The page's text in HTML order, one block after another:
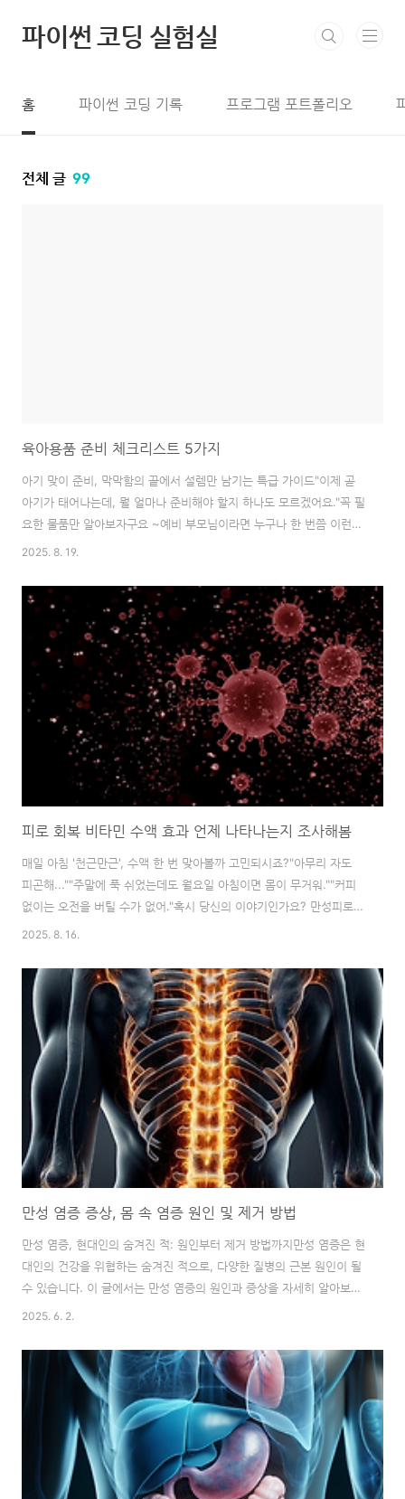
파이썬 코딩 실험실
홈 파이썬 코딩 기록 프로그램 포트폴리오
전체 글 99
육아용품 준비 체크리스트 5가지
아기 맞이 준비, 막막함의 끝에서 설렘만 남기는 특급 가이드"이제 곧
아기가 태어나는데, 뭘 얼마나 준비해야 할지 하나도 모르겠어요."꼭 필
요한 물품만 알아보자구요 ~예비 부모님이라면 누구나 한 번쯤 이런
막막함을 느껴보셨을 겁니다. 인터넷과 육아 커뮤니티에는 '국민템', '필
언은 저마다 달라 오히려 혼란만 가중되죠. 맘카페와 SNS를 넘나들며
정보를 모으다 보면 어느새 장바구니는 가득 차지만, '정말 이게 다 필
요한 걸까?', '혹시 빠뜨린 건 없나?' 하는 불안감에 밤잠 설치기 일쑤입
니다."이것도 사야 해?" 끝나지 않는 육아용품의 늪"선배 맘들이 추천
하는 건 다 사야 할 것 같고, 안 사자니 우리 아기만 뒤처지는 기분이에
요."저 역..
2025. 8. 19.
피로 회복 비타민 수액 효과 언제 나타나는지 조사해봄
매일 아침 '천근만근', 수액 한 번 맞아볼까 고민되시죠?"아무리 자도
피곤해...""주말에 푹 쉬었는데도 월요일 아침이면 몸이 무거워.""커피
없이는 오전을 버틸 수가 없어."혹시 당신의 이야기인가요? 만성피로에
시달리다 보면, 한 번쯤 '피로회복 수액'을 떠올리게 됩니다. 주변에서
하지만 동시에 이런 의문이 듭니다. '정말 효과가 있을까? 있다면, 그
효과는 과연 얼마나 갈까?'비싼 돈 내고 맞았는데 효과가 고작 몇 시간
이면 너무 아깝잖아요. 오늘은 많은 분들이 궁금해하는 피로회복 수액
의 효과 지속 시간에 대해 솔직하고 깊이 있게 파헤쳐 보겠습니다.맞아
도 그때뿐? 수액 효과에 대한 솔직한 이야기솔직히 말씀드리면, 많은
분들이 수..
2025. 8. 16.
만성 염증 증상, 몸 속 염증 원인 및 제거 방법
만성 염증, 현대인의 숨겨진 적: 원인부터 제거 방법까지만성 염증은 현
대인의 건강을 위협하는 숨겨진 적으로, 다양한 질병의 근본 원인이 될
수 있습니다. 이 글에서는 만성 염증의 원인과 증상을 자세히 알아보고,
실생활에서 실천할 수 있는 효과적인 제거 방법을 제시합니다.만성 염
과 스트레스가 주된 원인이며, 방치할 경우 심각한 건강 문제로 이어질
수 있습니다. 이 글을 통해 만성 염증을 예방하고 건강한 삶을 유지하는
방법을 배워보세요.만성 염증, 왜 무서운가?만성 염증은 급성 염증과는
달리 장기간에 걸쳐 서서히 진행되며, 뚜렷한 증상이 나타나지 않아 인
지하기 어렵습니다. 하지만, 만성 염증은 혈관을 타고 온몸을 돌아다니
며 장기와 조직을 손..
2025. 6. 2.